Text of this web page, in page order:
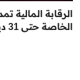
الرقابة المالية
الخاصة حتى 31 ديسمبر المقبل لراحة المستثمرين